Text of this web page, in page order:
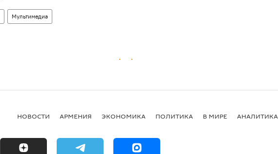
Мультимедиа
НОВОСТИ АРМЕНИЯ ЭКОНОМИКА ПОЛИТИКА В МИРЕ АНАЛИТИКА